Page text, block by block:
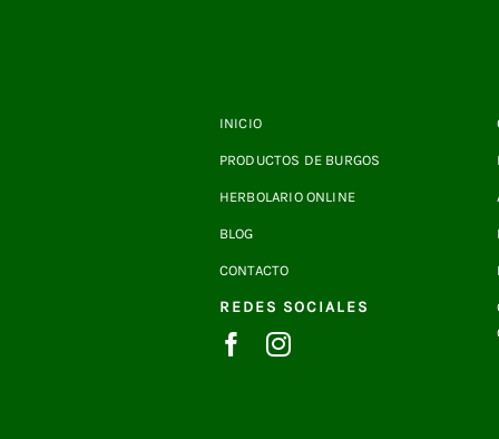
INICIO
PRODUCTOS DE BURGOS
HERBOLARIO ONLINE
BLOG
CONTACTO
REDES SOCIALES